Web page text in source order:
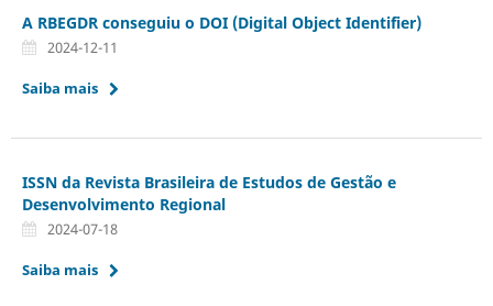
A RBEGDR conseguiu o DOI (Digital Object Identifier)
2024-12-11
Saiba mais
ISSN da Revista Brasileira de Estudos de Gestão e
Desenvolvimento Regional
2024-07-18
Saiba mais